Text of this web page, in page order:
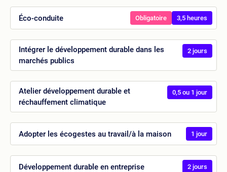
Éco-conduite Obligatoire 3,5 heures
Intégrer le développement durable dans les
marchés publics
2 jours
Atelier développement durable et
réchauffement climatique
0,5 ou 1 jour
Adopter les écogestes au travail/à la maison 1 jour
Développement durable en entreprise 2 jours